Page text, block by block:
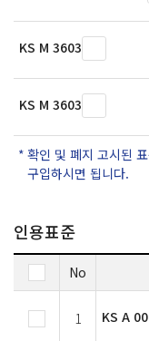
KS M 3603
KS M 3603
확인 및 폐지 고시된
구입하시면 됩니다.
인용표준
No
1 KS A